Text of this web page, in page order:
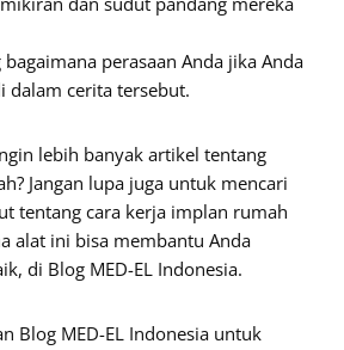
perasaan Anda jika Anda
dalam cerita tersebut.
lebih banyak artikel tentang
Jangan lupa juga untuk mencari
tentang cara kerja implan rumah
alat ini bisa membantu Anda
di Blog MED-EL Indonesia.
Blog MED-EL Indonesia untuk